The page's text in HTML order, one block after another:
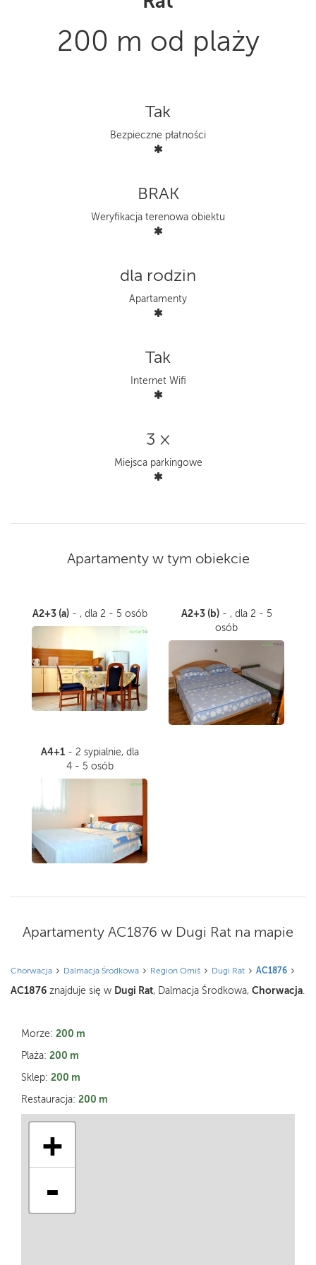
200 m od plaży
Tak
Bezpieczne płatności
BRAK
Weryfikacja terenowa obiektu
dla rodzin
Apartamenty
Tak
Internet Wifi
3 ×
Miejsca parkingowe
Apartamenty w tym obiekcie
A2+3 (a)- , dla 2 - 5 osób A2+3 (b)- , dla 2 - 5
osób
A4+1- 2 sypialnie, dla
4 - 5 osób
Apartamenty AC1876 w Dugi Rat na mapie
Chorwacja Dalmacja Środkowa Region Omiš Dugi Rat AC1876
AC1876 znajduje się w Dugi Rat, Dalmacja Środkowa, Chorwacja
Morze: 200 m
Plaża: 200 m
Sklep: 200 m
Restauracja: 200 m
+
-